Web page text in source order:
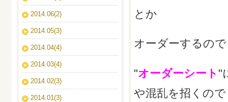
とか
オーダーするので
"オーダーシート "
や混乱を招くので
2014.06(2)
2014.05(3)
2014.04(4)
2014.03(4)
2014.02(3)
2014.01(3)